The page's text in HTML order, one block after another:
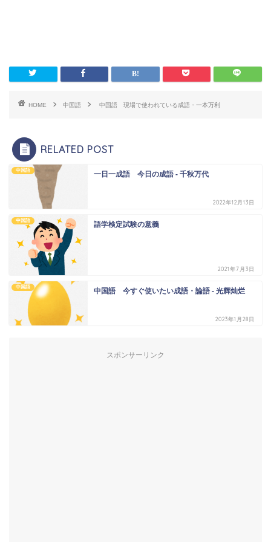
HOME 中国語 中国語 現場で使われている成語・一本万利
RELATED POST
中国語 一日一成語 今日の成語 - 千秋万代
2022年12月13日
中国語 語学検定試験の意義
2021年7月3日
中国語 中国語 今すぐ使いたい成語・論語 - 光辉灿烂
2023年1月28日
スポンサーリンク